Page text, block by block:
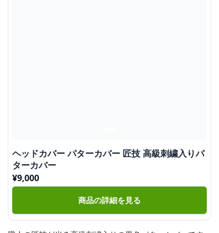
ヘッドカバー パターカバー 匠技 高級刺繍入りパ
ターカバー
¥9,000
商品の詳細を見る